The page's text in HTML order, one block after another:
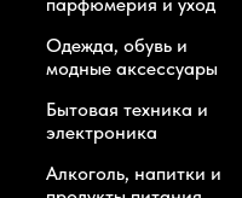
Одежда, обувь и
модные аксессуары
Бытовая техника и
электроника
Алкоголь, напитки и